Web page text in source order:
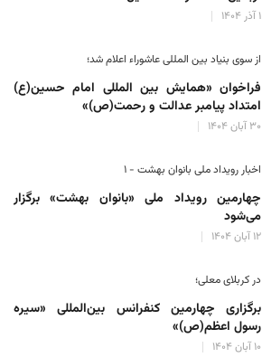
۱ آذر ۱۴۰۴
از سوی بنیاد بین المللی عاشوراء اعلام شد؛
فراخوان «همایش بین المللی امام حسین(ع)
امتداد پیامبر عدالت و رحمت(ص)»
۳۰ آبان ۱۴۰۴
اخبار رویداد ملی بانوان بهشت - ۱
چهارمین رویداد ملی «بانوان بهشت» برگزار
می‌شود
۱۲ آبان ۱۴۰۴
در کربلای معلی؛
برگزاری چهارمین کنفرانس بین‌المللی «سیره
رسول اعظم(ص)»
۱۰ آبان ۱۴۰۴